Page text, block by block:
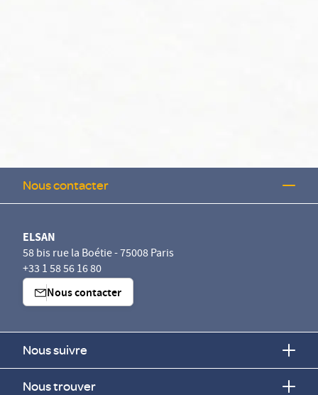
Nous contacter
ELSAN
58 bis rue la Boétie - 75008 Paris
+33 1 58 56 16 80
Nous contacter
Nous suivre
Nous trouver